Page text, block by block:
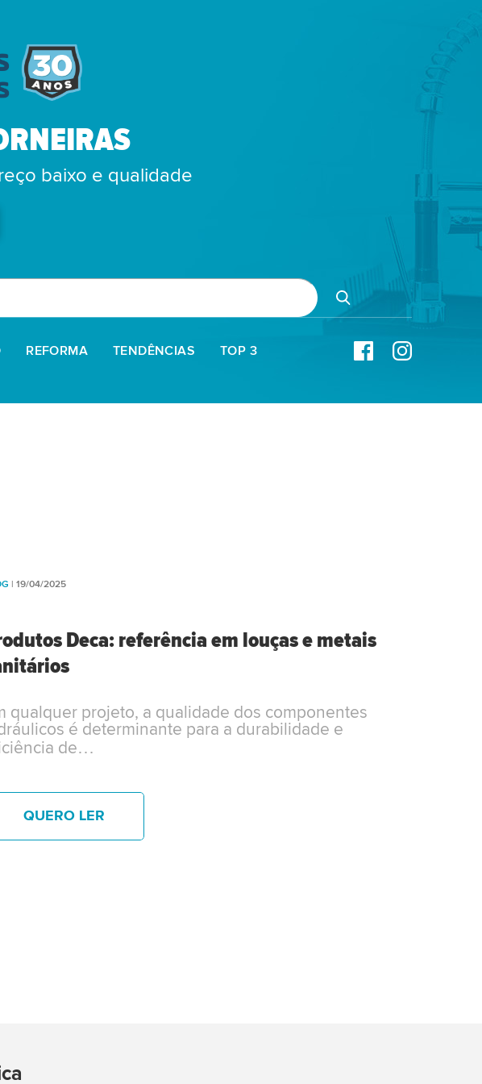
baixo e qualidade
REFORMA TENDÊNCIAS TOP 3
| 19/04/2025
Deca: referência em louças e metais
qualquer projeto, a qualidade dos componentes
é determinante para a durabilidade e
de…
QUERO LER